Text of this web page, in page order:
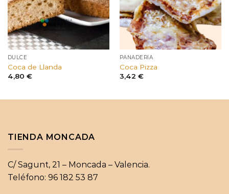
DULCE
Coca de Llanda
4,80 €
PANADERÍA
Coca Pizza
3,42 €
TIENDA MONCADA
C/ Sagunt, 21 – Moncada – Valencia.
Teléfono: 96 182 53 87